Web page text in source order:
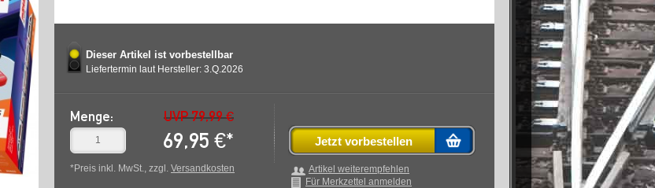
Dieser Artikel ist vorbestellbar
Liefertermin laut Hersteller: 3.Q.2026
Menge: UVP 79,99 €
69,95 €*
*Preis inkl. MwSt., zzgl. Versandkosten
Jetzt vorbestellen
Artikel weiterempfehlen
Für Merkzettel anmelden